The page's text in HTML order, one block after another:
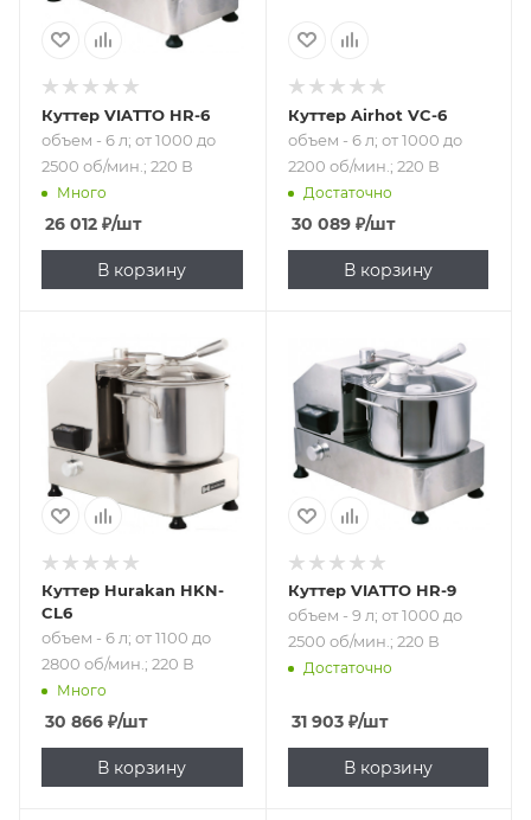
Куттер VIATTO HR-6
объем - 6 л; от 1000 до
2500 об/мин.; 220 В
Много
26 012 ₽/шт
В корзину
Куттер Airhot VC-6
объем - 6 л; от 1000 до
2200 об/мин.; 220 В
Достаточно
30 089₽/шт
В корзину
объем - 6 л; от
1100 до 2800 об/
мин.; 220 В
Куттер Hurakan HKN-
CL6
объем - 6 л; от 1100 до
2800 об/мин.; 220 В
Много
30 866 ₽/шт
В корзину
объем - 9 л; от
1000 до 2500 об/
мин.; 220 В
Куттер VIATTO HR-9
объем - 9 л; от 1000 до
2500 об/мин.; 220 В
Достаточно
31 903₽/шт
В корзину